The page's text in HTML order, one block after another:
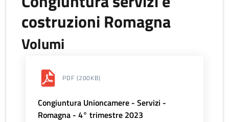
costruzioni Romagna
Volumi
PDF (200KB)
Congiuntura Unioncamere - Servizi -
Romagna - 4° trimestre 2023